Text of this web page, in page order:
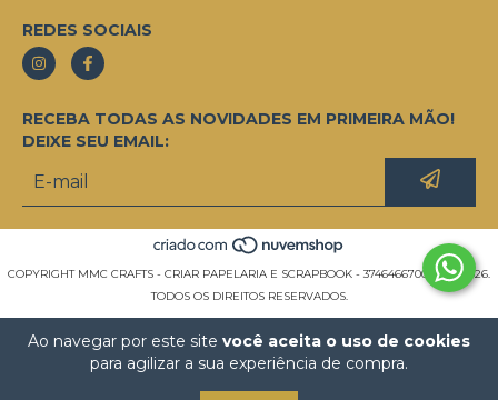
Ao navegar por este site você aceita o uso de cookies
para agilizar a sua experiência de compra.
REDES SOCIAIS
RECEBA TODAS AS NOVIDADES EM PRIMEIRA MÃO!
DEIXE SEU EMAIL:
COPYRIGHT MMC CRAFTS - CRIAR PAPELARIA E SCRAPBOOK - 37464667000155 - 2026.
TODOS OS DIREITOS RESERVADOS.